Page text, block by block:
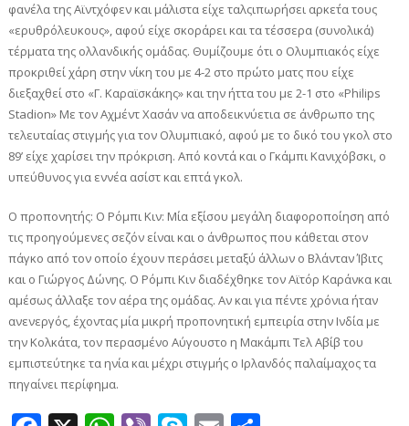
φανέλα της Αϊντχόφεν και μάλιστα είχε ταλςιπωρήσει αρκε΄τα τους
«ερυθρόλευκους», αφού είχε σκοράρει και τα τέσσερα (συνολικά)
τέρματα της ολλανδικής ομάδας. Θυμίζουμε ότι ο Ολυμπιακός είχε
προκριθεί χάρη στην νίκη του με 4-2 στο πρώτο ματς που είχε
διεξαχθεί στο «Γ. Καραϊσκάκης» και την ήττα του με 2-1 στο «Philips
Stadion» Mε τον Αχμέντ Χασάν να αποδεικνύετια σε άνθρωπο της
τελευταίας στιγμής για τον Ολυμπιακό, αφού με το δικό του γκολ στο
89’ είχε χαρίσει την πρόκριση. Από κοντά και ο Γκάμπι Κανιχόβσκι, ο
υπεύθυνος για εννέα ασίστ και επτά γκολ.
Ο προπονητής: Ο Ρόμπι Κιν: Μία εξίσου μεγάλη διαφοροποίηση από
τις προηγούμενες σεζόν είναι και ο άνθρωπος που κάθεται στον
πάγκο από τον οποίο έχουν περάσει μεταξύ άλλων ο Βλάνταν Ίβιτς
και ο Γιώργος Δώνης. Ο Ρόμπι Κιν διαδέχθηκε τον Αϊτόρ Καράνκα και
αμέσως άλλαξε τον αέρα της ομάδας. Αν και για πέντε χρόνια ήταν
ανενεργός, έχοντας μία μικρή προπονητική εμπειρία στην Ινδία με
την Κολκάτα, τον περασμένο Αύγουστο η Μακάμπι Τελ Αβίβ του
εμπιστεύτηκε τα ηνία και μέχρι στιγμής ο Ιρλανδός παλαίμαχος τα
πηγαίνει περίφημα.